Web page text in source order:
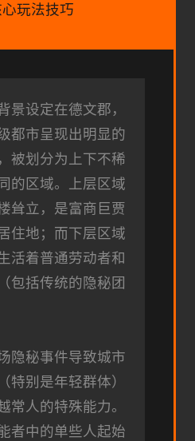
玩法技巧
景设定在德文郡，
都市呈现出明显的
被划分为上下不稀
的区域。上层区域
耸立，是富商巨贾
住地；而下层区域
活着普通劳动者和
包括传统的隐秘团
隐秘事件导致城市
特别是年轻群体）
常人的特殊能力。
者中的单些人起始